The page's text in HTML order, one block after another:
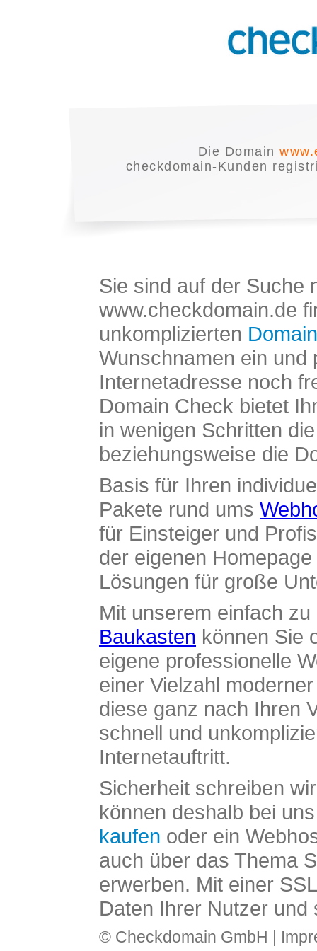
Die Domain
checkdomain-Kunden
Sie sind auf der Suche
www.checkdomain.de
unkomplizierten
Wunschnamen ein und
Internetadresse noch
Domain Check bietet
in wenigen Schritten
beziehungsweise die
Basis für Ihren
Pakete rund ums
für Einsteiger und
der eigenen
Lösungen für große
Mit unserem einfach
Baukasten können Sie
eigene professionelle
einer Vielzahl
diese ganz nach Ihren
schnell und
Internetauftritt.
Sicherheit schreiben
können deshalb bei
kaufen oder ein
auch über das Thema
erwerben. Mit einer
Daten Ihrer Nutzer und
© Checkdomain GmbH |